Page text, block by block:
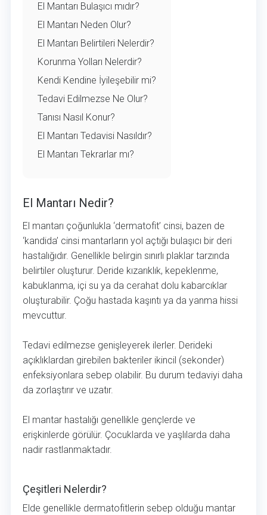
El Mantarı Bulaşıcı mıdır?
El Mantarı Neden Olur?
El Mantarı Belirtileri Nelerdir?
Korunma Yolları Nelerdir?
Kendi Kendine İyileşebilir mi?
Tedavi Edilmezse Ne Olur?
Tanısı Nasıl Konur?
El Mantarı Tedavisi Nasıldır?
El Mantarı Tekrarlar mı?
El Mantarı Nedir?
El mantarı çoğunlukla ‘dermatofit’ cinsi, bazen de
‘kandida’ cinsi mantarların yol açtığı bulaşıcı bir deri
hastalığıdır. Genellikle belirgin sınırlı plaklar tarzında
belirtiler oluşturur. Deride kızarıklık, kepeklenme,
kabuklanma, içi su ya da cerahat dolu kabarcıklar
oluşturabilir. Çoğu hastada kaşıntı ya da yanma hissi
mevcuttur.
Tedavi edilmezse genişleyerek ilerler. Derideki
açıklıklardan girebilen bakteriler ikincil (sekonder)
enfeksiyonlara sebep olabilir. Bu durum tedaviyi daha
da zorlaştırır ve uzatır.
El mantar hastalığı genellikle gençlerde ve
erişkinlerde görülür. Çocuklarda ve yaşlılarda daha
nadir rastlanmaktadır.
Çeşitleri Nelerdir?
Elde genellikle dermatofitlerin sebep olduğu mantar